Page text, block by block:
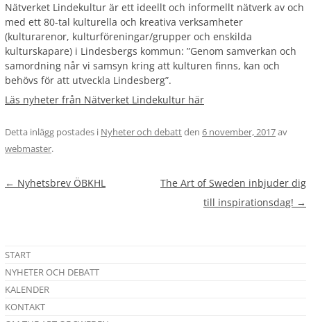
Nätverket Lindekultur är ett ideellt och informellt nätverk av och
med ett 80-tal kulturella och kreativa verksamheter
(kulturarenor, kulturföreningar/grupper och enskilda
kulturskapare) i Lindesbergs kommun: ”Genom samverkan och
samordning når vi samsyn kring att kulturen finns, kan och
behövs för att utveckla Lindesberg”.
Läs nyheter från Nätverket Lindekultur här
Detta inlägg postades i Nyheter och debattden 6 november, 2017av
webmaster.
Inläggsnavigering
← Nyhetsbrev ÖBKHL
The Art of Sweden inbjuder dig
till inspirationsdag! →
START
NYHETER OCH DEBATT
KALENDER
KONTAKT